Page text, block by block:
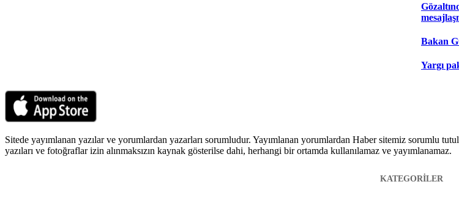
Bakan
Yargı
Sitede yayımlanan yazılar ve yorumlardan yazarları sorumludur. Yayımlanan yorumlardan Haber sitemiz sorumlu
yazıları ve fotoğraflar izin alınmaksızın kaynak gösterilse dahi, herhangi bir ortamda kullanılamaz ve yayımlanamaz.
KATEGORİLER